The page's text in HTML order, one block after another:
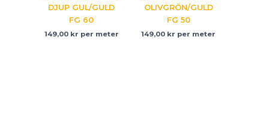
DJUP GUL/GULD
FG 60
149,00 kr per meter
OLIVGRÖN/GULD
FG 50
149,00 kr per meter